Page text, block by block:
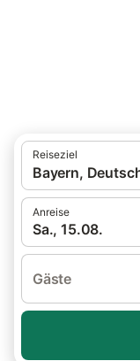
Reiseziel
Bayern,
Anreise
Sa., 15.08.
Gäste